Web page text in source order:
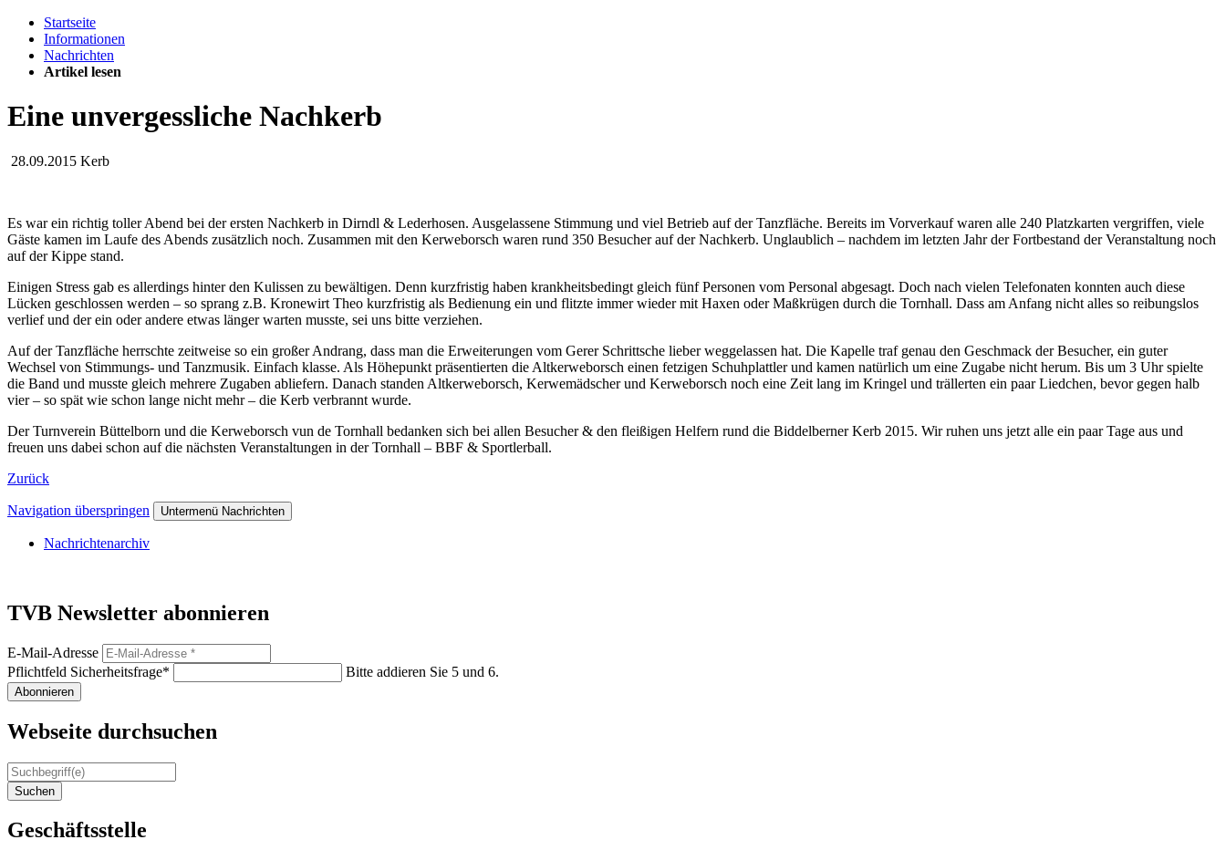
Startseite
Informationen
Nachrichten
Artikel lesen
Eine unvergessliche Nachkerb
28.09.2015 Kerb
Es war ein richtig toller Abend bei der ersten Nachkerb in Dirndl & Lederhosen. Ausgelassene Stimmung und viel Betrieb auf der Tanzfläche. Bereits im Vorverkauf waren alle 240 Platzkarten vergriffen, viele
Gäste kamen im Laufe des Abends zusätzlich noch. Zusammen mit den Kerweborsch waren rund 350 Besucher auf der Nachkerb. Unglaublich – nachdem im letzten Jahr der Fortbestand der Veranstaltung noch
auf der Kippe stand.
Einigen Stress gab es allerdings hinter den Kulissen zu bewältigen. Denn kurzfristig haben krankheitsbedingt gleich fünf Personen vom Personal abgesagt. Doch nach vielen Telefonaten konnten auch diese
Lücken geschlossen werden – so sprang z.B. Kronewirt Theo kurzfristig als Bedienung ein und flitzte immer wieder mit Haxen oder Maßkrügen durch die Tornhall. Dass am Anfang nicht alles so reibungslos
verlief und der ein oder andere etwas länger warten musste, sei uns bitte verziehen.
Auf der Tanzfläche herrschte zeitweise so ein großer Andrang, dass man die Erweiterungen vom Gerer Schrittsche lieber weggelassen hat. Die Kapelle traf genau den Geschmack der Besucher, ein guter
Wechsel von Stimmungs- und Tanzmusik. Einfach klasse. Als Höhepunkt präsentierten die Altkerweborsch einen fetzigen Schuhplattler und kamen natürlich um eine Zugabe nicht herum. Bis um 3 Uhr spielte
die Band und musste gleich mehrere Zugaben abliefern. Danach standen Altkerweborsch, Kerwemädscher und Kerweborsch noch eine Zeit lang im Kringel und trällerten ein paar Liedchen, bevor gegen halb
vier – so spät wie schon lange nicht mehr – die Kerb verbrannt wurde.
Der Turnverein Büttelborn und die Kerweborsch vun de Tornhall bedanken sich bei allen Besucher & den fleißigen Helfern rund die Biddelberner Kerb 2015. Wir ruhen uns jetzt alle ein paar Tage aus und
freuen uns dabei schon auf die nächsten Veranstaltungen in der Tornhall – BBF & Sportlerball.
Zurück
Navigation überspringen Untermenü Nachrichten
Nachrichtenarchiv
TVB Newsletter abonnieren
E-Mail-Adresse
Pflichtfeld Sicherheitsfrage* Bitte addieren Sie 5 und 6.
Abonnieren
Webseite durchsuchen
Suchen
Geschäftsstelle